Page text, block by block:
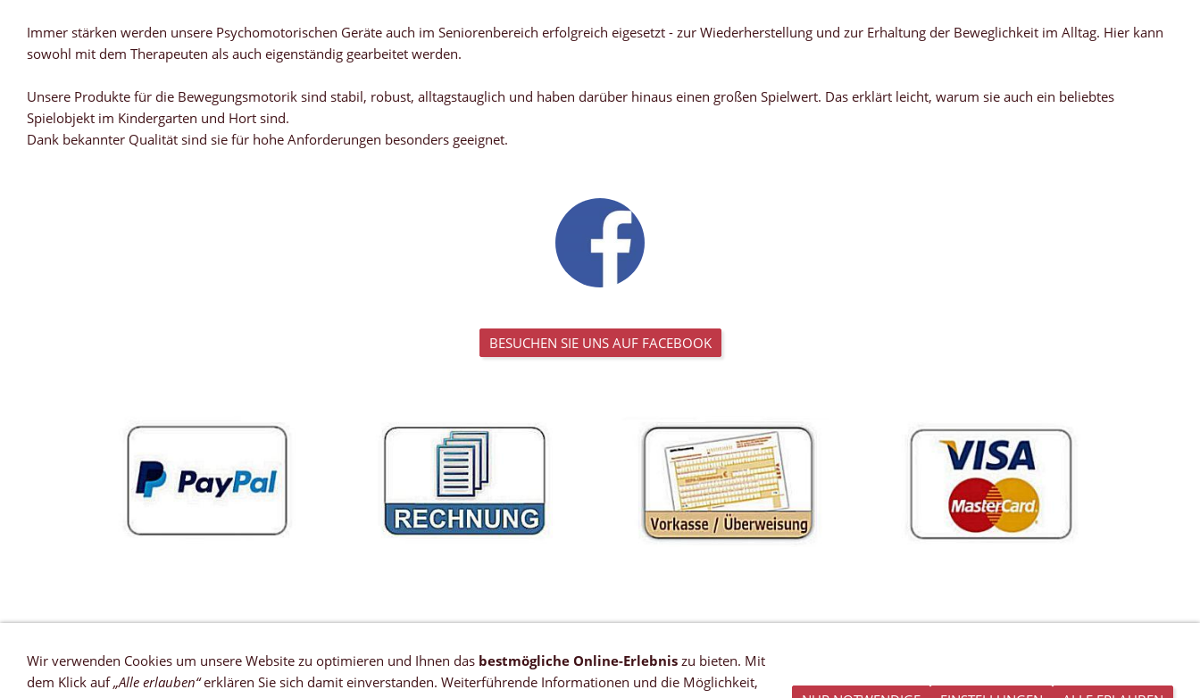
Immer stärken werden unsere Psychomotorischen Geräte auch im Seniorenbereich erfolgreich eigesetzt - zur Wiederherstellung und zur Erhaltung der Beweglichkeit im Alltag. Hier kann
sowohl mit dem Therapeuten als auch eigenständig gearbeitet werden.
Unsere Produkte für die Bewegungsmotorik sind stabil, robust, alltagstauglich und haben darüber hinaus einen großen Spielwert. Das erklärt leicht, warum sie auch ein beliebtes
Spielobjekt im Kindergarten und Hort sind.
Dank bekannter Qualität sind sie für hohe Anforderungen besonders geeignet.
BESUCHEN SIE UNS AUF FACEBOOK
VERTRAG WIDERRUFEN
Wir verwenden Cookies um unsere Website zu optimieren und Ihnen das bestmögliche Online-Erlebnis zu bieten. Mit
dem Klick auf„Alle erlauben“erklären Sie sich damit einverstanden. Weiterführende Informationen und die Möglichkeit,